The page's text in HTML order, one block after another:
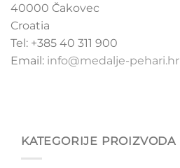
40000 Čakovec
Croatia
Tel: +385 40 311 900
Email: info@medalje-pehari.hr
KATEGORIJE PROIZVODA